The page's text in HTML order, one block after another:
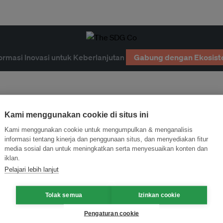
Inovasi untuk Keberlanjutan Gabung dengan
Kami menggunakan cookie di situs ini
Kami menggunakan cookie untuk mengumpulkan & menganalisis
informasi tentang kinerja dan penggunaan situs, dan menyediakan fitur
media sosial dan untuk meningkatkan serta menyesuaikan konten dan
iklan.
Pelajari lebih lanjut
Tolak semua Izinkan cookie
Pengaturan cookie